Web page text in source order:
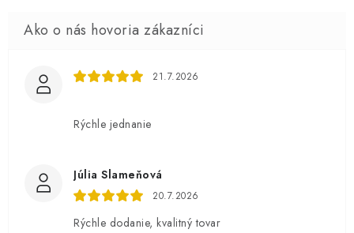
21.7.2026
Rýchle jednanie
Júlia Slameňová
20.7.2026
Rýchle dodanie, kvalitný tovar